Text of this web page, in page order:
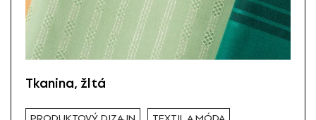
Tkanina, žltá